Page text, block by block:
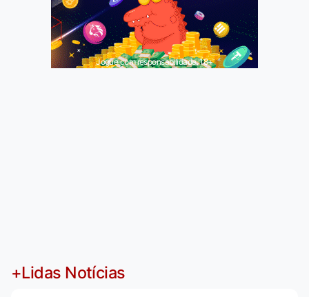
Jogue com responsabilidade. 18+
+Lidas Notícias